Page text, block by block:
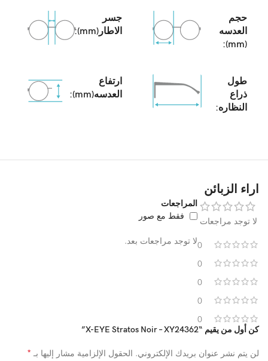
حجم
العدسه
(mm):
جسر
الاطار(mm):
طول
ذراع
النظاره:
ارتفاع
العدسه(mm):
اراء الزبائن
لا توجد مراجعات
0
0
0
0
0
المراجعات
فقط مع صور
لا توجد مراجعات بعد.
كن أول من يقيم “X-EYE Stratos Noir – XY24362”
لن يتم نشر عنوان بريدك الإلكتروني. الحقول الإلزامية مشار إليها بـ *